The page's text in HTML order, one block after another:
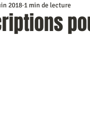
dans le rétro
2018 1 min de lecture